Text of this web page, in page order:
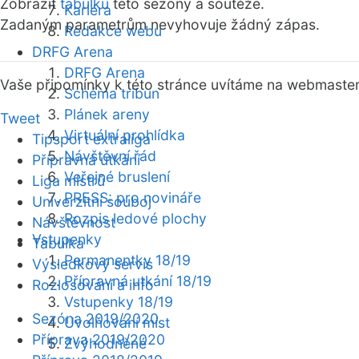
Kariéra
Redakce webu
DRFG Arena
DRFG Arena
Schéma tribun
Plánek areny
Virtuální prohlídka
Návštěvní řád
Veřejné bruslení
PRESS: pro novináře
Rozpis ledové plochy
Vstupenky
Permanentky 18/19
Přípravná utkání 18/19
Vstupenky 18/19
Uvolňování míst
Zvýhodněné
Zobrazit tabulku této sezóny a soutěže.
Zadaným parametrům nevyhovuje žádný zápas.
Vaše připomínky k této stránce uvítáme na webmaster
Tweet
Tipsport extraliga
Přípravná utkání
Liga mistrů
Univerzitní souboj
Návštěvnost
Tabulka
Výsledkový servis
Rozlosování a info
Sezóna 2019/2020
Příprava 2019/2020